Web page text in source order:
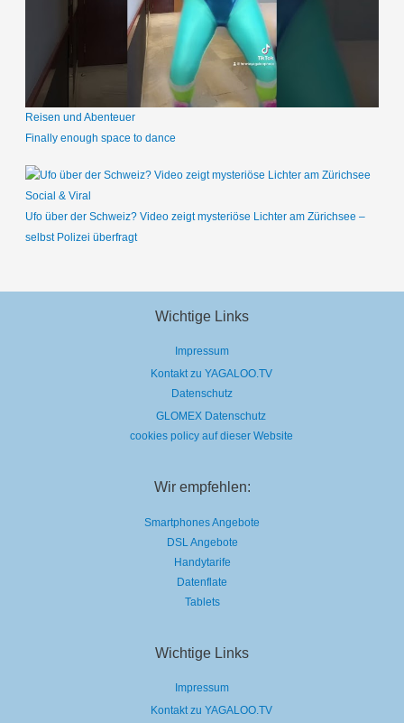
Reisen und Abenteuer
Finally enough space to dance
Social & Viral
Ufo über der Schweiz? Video zeigt mysteriöse Lichter am Zürichsee –
selbst Polizei überfragt
Wichtige Links
Impressum
Kontakt zu YAGALOO.TV
Datenschutz
GLOMEX Datenschutz
cookies policy auf dieser Website
Wir empfehlen:
Smartphones Angebote
DSL Angebote
Handytarife
Datenflate
Tablets
Wichtige Links
Impressum
Kontakt zu YAGALOO.TV